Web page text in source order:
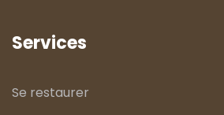
Services
Se restaurer